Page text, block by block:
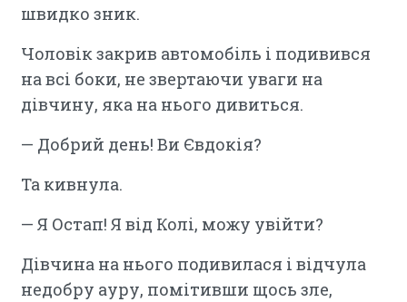
швидко зник.
Чоловік закрив автомобіль і подивився
на всі боки, не звертаючи уваги на
дівчину, яка на нього дивиться.
— Добрий день! Ви Євдокія?
Та кивнула.
— Я Остап! Я від Колі, можу увійти?
Дівчина на нього подивилася і відчула
недобру ауру, помітивши щось зле,